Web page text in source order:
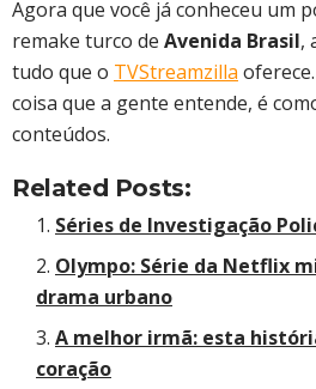
Agora que você já conheceu um
remake turco de Avenida Brasil,
tudo que o TVStreamzilla
coisa que a gente entende, é
conteúdos.
Related Posts:
Séries de Investigação
Olympo: Série da Netflix
drama urbano
A melhor irmã: esta
coração